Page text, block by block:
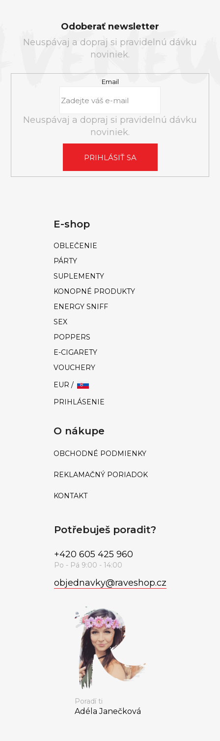
Odoberať newsletter
Neuspávaj a dopraj si pravidelnú dávku
noviniek.
Email
Neuspávaj a dopraj si pravidelnú dávku
noviniek.
PRIHLÁSIŤ SA
E-shop
OBLEČENIE
PÁRTY
SUPLEMENTY
KONOPNÉ PRODUKTY
ENERGY SNIFF
SEX
POPPERS
E-CIGARETY
VOUCHERY
EUR /
PRIHLÁSENIE
O nákupe
OBCHODNÉ PODMIENKY
REKLAMAČNÝ PORIADOK
KONTAKT
Potřebuješ poradit?
objednavky@raveshop.cz
+420 605 425 960
Poradí ti
Adéla Janečková